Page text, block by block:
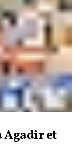
ingrédients
Agadir et